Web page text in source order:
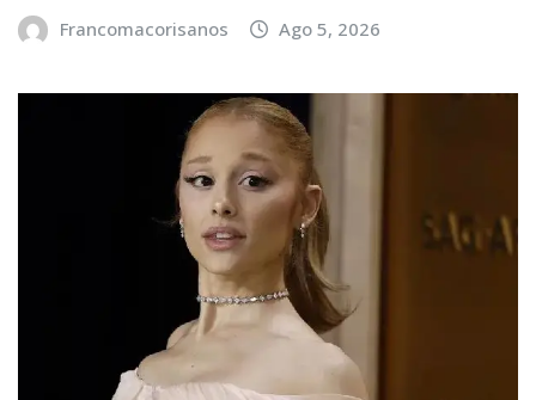
Francomacorisanos Ago 5, 2026